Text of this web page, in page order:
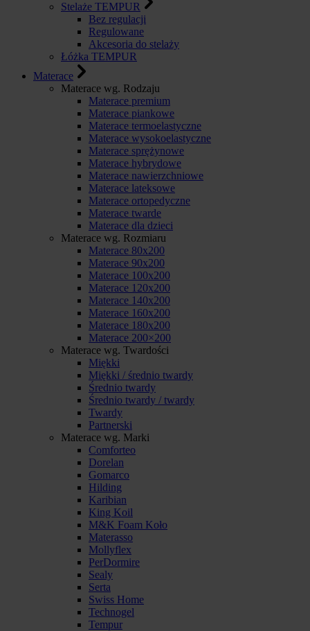
Stelaże TEMPUR
Bez regulacji
Regulowane
Akcesoria do stelaży
Łóżka TEMPUR
Materace
Materace wg. Rodzaju
Materace premium
Materace piankowe
Materace termoelastyczne
Materace wysokoelastyczne
Materace sprężynowe
Materace hybrydowe
Materace nawierzchniowe
Materace lateksowe
Materace ortopedyczne
Materace twarde
Materace dla dzieci
Materace wg. Rozmiaru
Materace 80x200
Materace 90x200
Materace 100x200
Materace 120x200
Materace 140x200
Materace 160x200
Materace 180x200
Materace 200×200
Materace wg. Twardości
Miękki
Miękki / średnio twardy
Średnio twardy
Średnio twardy / twardy
Twardy
Partnerski
Materace wg. Marki
Comforteo
Dorelan
Gomarco
Hilding
Karibian
King Koil
M&K Foam Koło
Materasso
Mollyflex
PerDormire
Sealy
Serta
Swiss Home
Technogel
Tempur